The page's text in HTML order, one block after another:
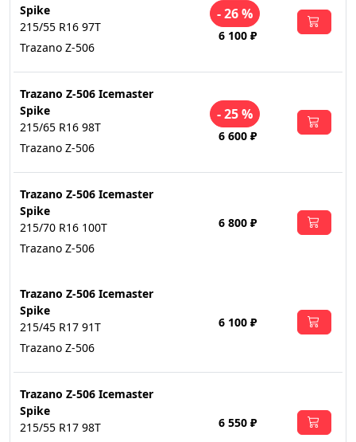
Spike
215/55 R16 97T
Trazano Z-506
- 26 %
6 100 ₽
Trazano Z-506 Icemaster
Spike
215/65 R16 98T
Trazano Z-506
- 25 %
6 600 ₽
Trazano Z-506 Icemaster
Spike
215/70 R16 100T
Trazano Z-506
6 800 ₽
Trazano Z-506 Icemaster
Spike
215/45 R17 91T
Trazano Z-506
6 100 ₽
Trazano Z-506 Icemaster
Spike
215/55 R17 98T
6 550 ₽